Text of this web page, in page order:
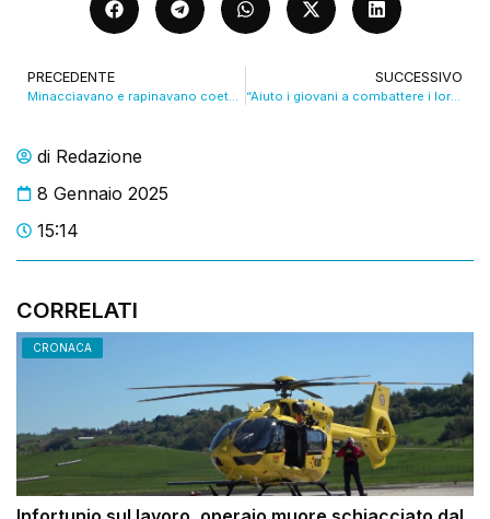
di Redazione
8 Gennaio 2025
15:14
CORRELATI
CRONACA
PRECEDENTE
Minacciavano e rapinavano coetanei minorenni. Fermati cinque giovanissimi. VIDEO
SUCCESSIVO
“Aiuto i giovani a combattere i loro demoni”: la storia di un operatore del Ceis